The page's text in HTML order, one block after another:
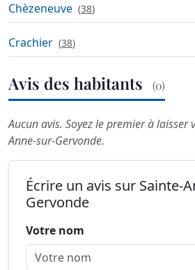
Chèzeneuve (38)
Crachier (38)
Avis des habitants (0)
Aucun avis. Soyez le premier à laisser
Anne-sur-Gervonde.
Écrire un avis sur Sainte-
Gervonde
Votre nom